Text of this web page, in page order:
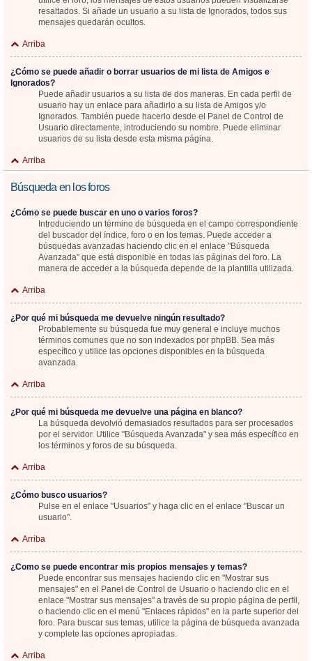
resaltados. Si añade un usuario a su lista de Ignorados, todos sus
mensajes quedarán ocultos.
Arriba
¿Cómo se puede añadir o borrar usuarios de mi lista de Amigos e
Ignorados?
Puede añadir usuarios a su lista de dos maneras. En cada perfil de
usuario hay un enlace para añadirlo a su lista de Amigos y/o
Ignorados. También puede hacerlo desde el Panel de Control de
Usuario directamente, introduciendo su nombre. Puede eliminar
usuarios de su lista desde esta misma página.
Arriba
Búsqueda en los foros
¿Cómo se puede buscar en uno o varios foros?
Introduciendo un término de búsqueda en el campo correspondiente
del buscador del índice, foro o en los temas. Puede acceder a
búsquedas avanzadas haciendo clic en el enlace "Búsqueda
Avanzada" que está disponible en todas las páginas del foro. La
manera de acceder a la búsqueda depende de la plantilla utilizada.
Arriba
¿Por qué mi búsqueda me devuelve ningún resultado?
Probablemente su búsqueda fue muy general e incluye muchos
términos comunes que no son indexados por phpBB. Sea más
específico y utilice las opciones disponibles en la búsqueda
avanzada.
Arriba
¿Por qué mi búsqueda me devuelve una página en blanco?
La búsqueda devolvió demasiados resultados para ser procesados
por el servidor. Utilice "Búsqueda Avanzada" y sea más específico en
los términos y foros de su búsqueda.
Arriba
¿Cómo busco usuarios?
Pulse en el enlace "Usuarios" y haga clic en el enlace "Buscar un
usuario".
Arriba
¿Como se puede encontrar mis propios mensajes y temas?
Puede encontrar sus mensajes haciendo clic en "Mostrar sus
mensajes" en el Panel de Control de Usuario o haciendo clic en el
enlace "Mostrar sus mensajes" a través de su propio página de perfil,
o haciendo clic en el menú "Enlaces rápidos" en la parte superior del
foro. Para buscar sus temas, utilice la página de búsqueda avanzada
y complete las opciones apropiadas.
Arriba